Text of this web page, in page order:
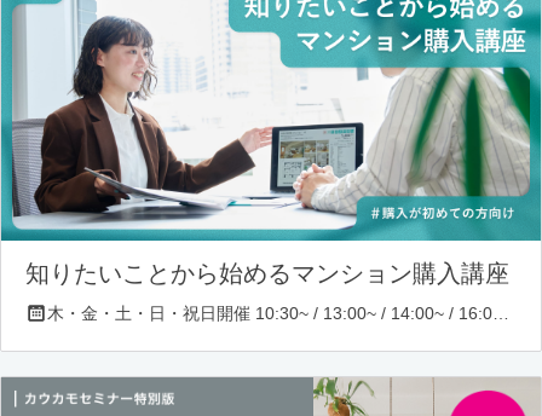
知りたいことから始めるマンション購入講座